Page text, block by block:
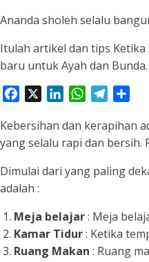
Ananda sholeh selalu
Itulah artikel dan tips Ketika
baru untuk Ayah dan
Facebook
LinkedInWhatsApp
Kebersihan dan kerapihan
yang selalu rapi dan bersih.
Dimulai dari yang paling
adalah :
Meja belajar: Meja
Kamar Tidur: Ketika
Ruang Makan : Ruang